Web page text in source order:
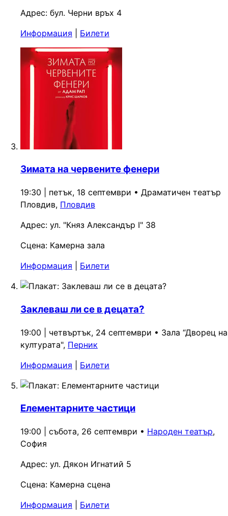
Адрес: бул. Черни връх 4
Информация
Билети
Зимата на червените фенери
19:30 | петък, 18 септември • Драматичен театър
Пловдив, Пловдив
Адрес: ул. "Княз Александър I" 38
Сцена: Камерна зала
Информация
Билети
Заклеваш ли се в децата?
19:00 | четвъртък, 24 септември • Зала “Дворец на
културата", Перник
Информация
Билети
Елементарните частици
19:00 | събота, 26 септември • Народен театър,
София
Адрес: ул. Дякон Игнатий 5
Сцена: Камерна сцена
Информация
Билети